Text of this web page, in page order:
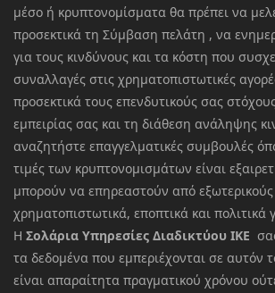
μέσο ή κρυπτονομίσματα θα πρέπει να
προσεκτικά τη Σύμβαση πελάτη , να
για τους κινδύνους και τα κόστη που
συναλλαγές στις χρηματοπιστωτικές
προσεκτικά τους επενδυτικούς σας
εμπειρίας σας και τη διάθεση ανάληψης
αναζητήστε επαγγελματικές συμβουλές
τιμές των κρυπτονομισμάτων είναι
μπορούν να επηρεαστούν από
χρηματοπιστωτικά, εποπτικά και πολιτικά
Η Σολάρια Υπηρεσίες Διαδικτύου ΙΚΕ
τα δεδομένα που εμπεριέχονται σε αυτόν
είναι απαραίτητα πραγματικού χρόνου